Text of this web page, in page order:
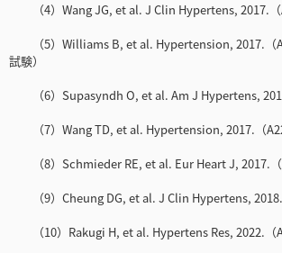
（4）Wang JG, et al. J Clin Hypertens, 2017.（
（5）Williams B, et al. Hypertension, 2017.（
試験）
（6）Supasyndh O, et al. Am J Hypertens,
（7）Wang TD, et al. Hypertension, 2017.（
（8）Schmieder RE, et al. Eur Heart J, 2017.（
（9）Cheung DG, et al. J Clin Hypertens, 2018.
（10）Rakugi H, et al. Hypertens Res, 2022.（